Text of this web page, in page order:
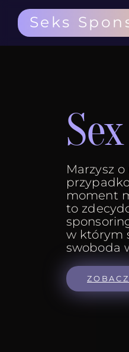
Seks
Marzysz
moment
to
w którym
swoboda
ZOBACZ